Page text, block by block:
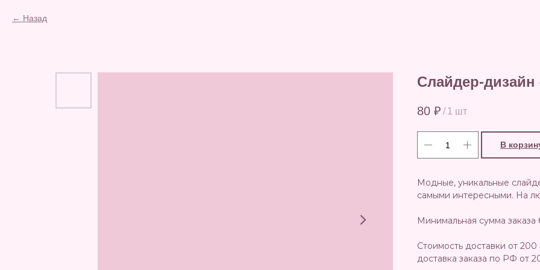
Назад
Слайдер-дизайн
80 ₽ / 1 шт
В
Модные, уникальные
самыми интересными. На
Минимальная сумма заказа
Стоимость доставки от
доставка заказа по РФ от